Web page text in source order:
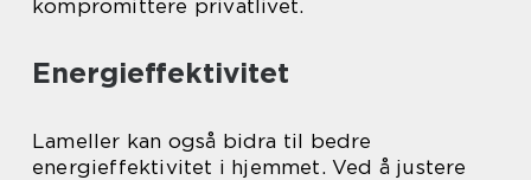
kompromittere privatlivet.
Energieffektivitet
Lameller kan også bidra til bedre
energieffektivitet i hjemmet. Ved å justere